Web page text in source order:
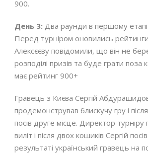
900.
День 3: Два раунди в першому етапі
Перед турніром оновились
Алексєєву повідомили, що він не
розподілі призів та буде грати поза
має рейтинг 900+
Гравець з Києва Сергій
продемонстрував блискучу гру і
посів друге місце. Директор турніру
виліт і після двох кошиків Сергій
результаті український гравець на